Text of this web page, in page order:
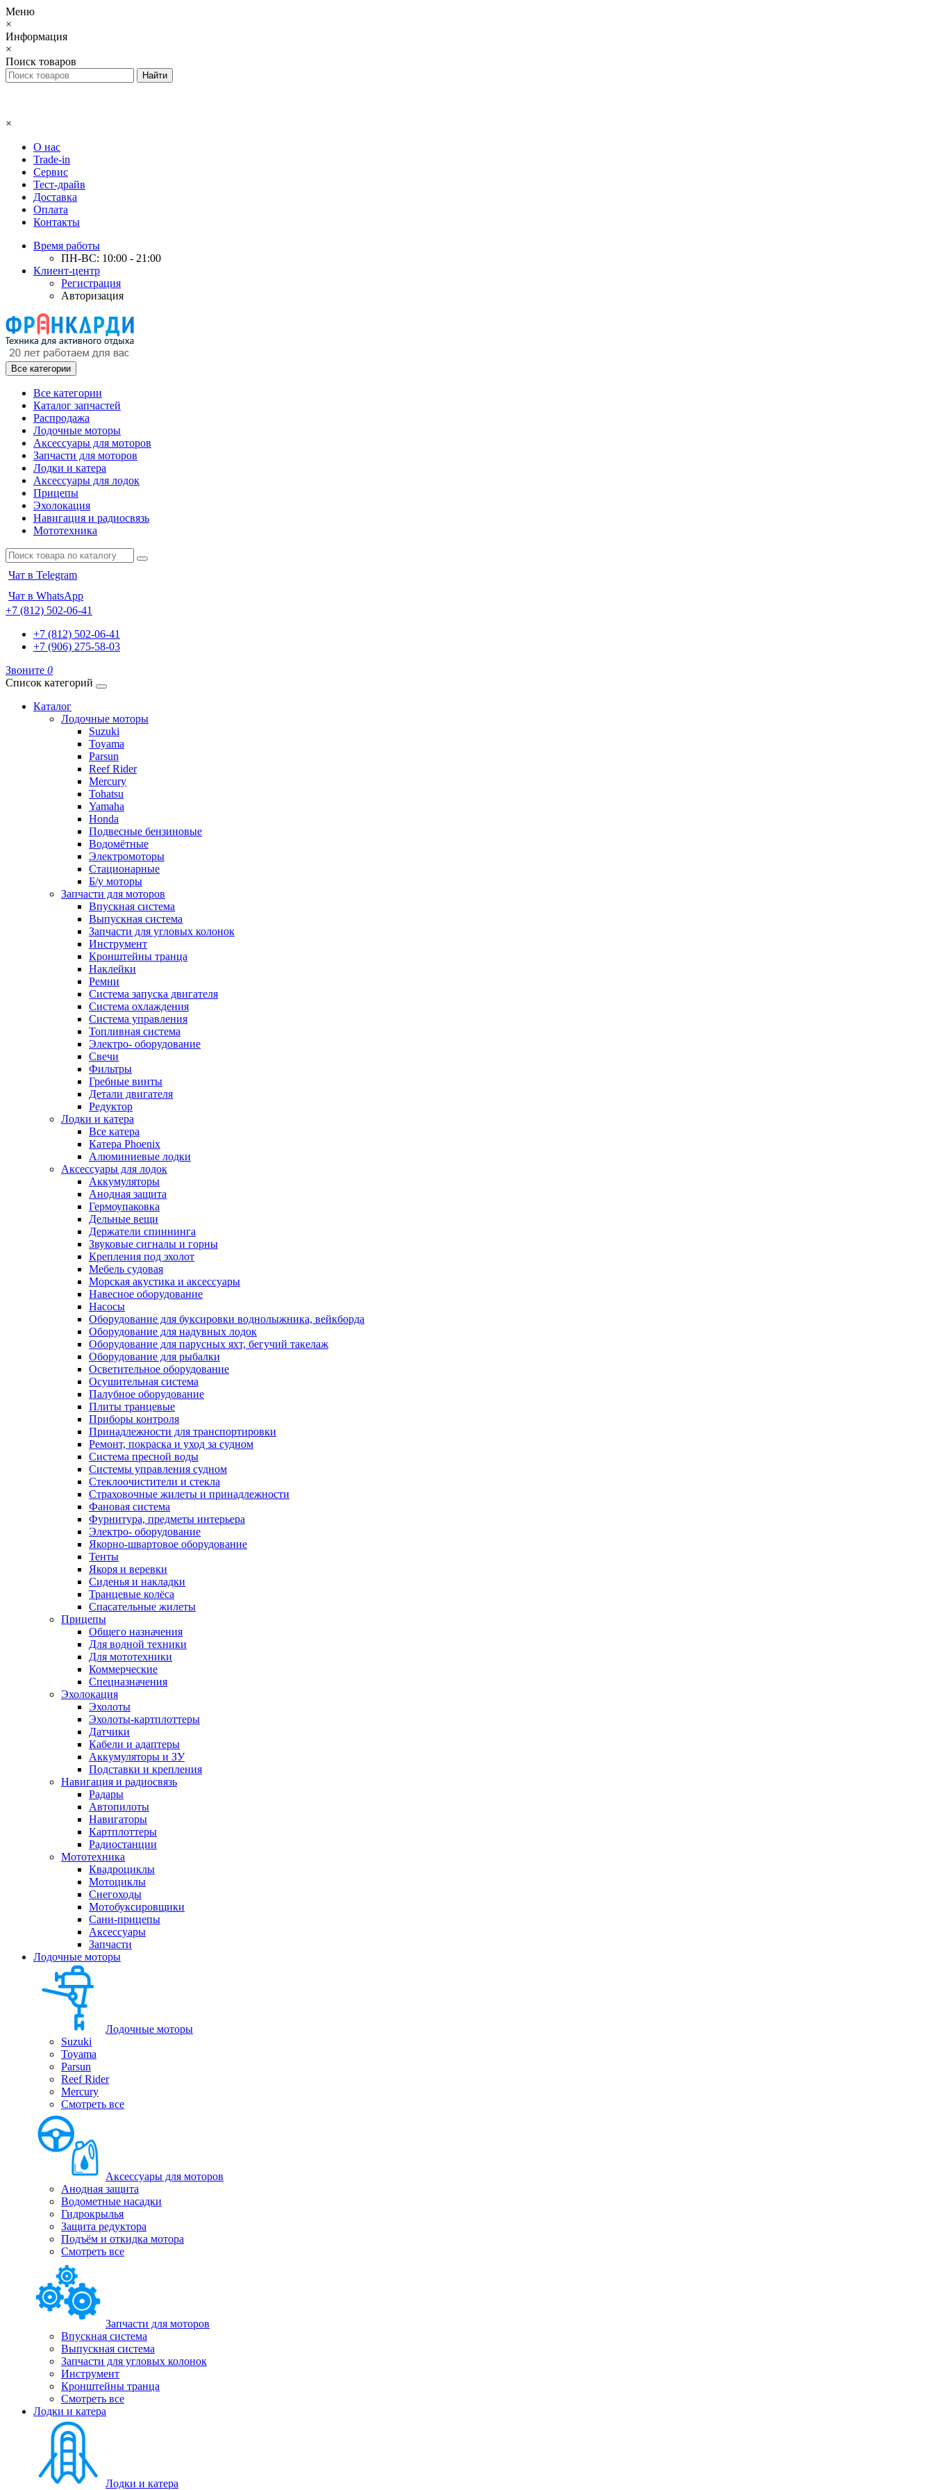
Меню
×
Информация
×
Поиск товаров
×
О нас
Trade-in
Сервис
Тест-драйв
Доставка
Оплата
Контакты
Время работы
ПН-ВС: 10:00 - 21:00
Клиент-центр
Регистрация
Авторизация
Все категории
Все категории
Каталог запчастей
Распродажа
Лодочные моторы
Аксессуары для моторов
Запчасти для моторов
Лодки и катера
Аксессуары для лодок
Прицепы
Эхолокация
Навигация и радиосвязь
Мототехника
Чат в Telegram
Чат в WhatsApp
+7 (812) 502-06-41
+7 (812) 502-06-41
+7 (906) 275-58-03
Звоните 0
Список категорий
Каталог
Лодочные моторы
Suzuki
Toyama
Parsun
Reef Rider
Mercury
Tohatsu
Yamaha
Honda
Подвесные бензиновые
Водомётные
Электромоторы
Стационарные
Б/у моторы
Запчасти для моторов
Впускная система
Выпускная система
Запчасти для угловых колонок
Инструмент
Кронштейны транца
Наклейки
Ремни
Система запуска двигателя
Система охлаждения
Система управления
Топливная система
Электро- оборудование
Свечи
Фильтры
Гребные винты
Детали двигателя
Редуктор
Лодки и катера
Все катера
Катера Phoenix
Алюминиевые лодки
Аксессуары для лодок
Аккумуляторы
Анодная защита
Гермоупаковка
Дельные вещи
Держатели спиннинга
Звуковые сигналы и горны
Крепления под эхолот
Мебель судовая
Морская акустика и аксессуары
Навесное оборудование
Насосы
Оборудование для буксировки воднолыжника, вейкборда
Оборудование для надувных лодок
Оборудование для парусных яхт, бегучий такелаж
Оборудование для рыбалки
Осветительное оборудование
Осушительная система
Палубное оборудование
Плиты транцевые
Приборы контроля
Принадлежности для транспортировки
Ремонт, покраска и уход за судном
Система пресной воды
Системы управления судном
Стеклоочистители и стекла
Страховочные жилеты и принадлежности
Фановая система
Фурнитура, предметы интерьера
Электро- оборудование
Якорно-швартовое оборудование
Тенты
Якоря и веревки
Сиденья и накладки
Транцевые колёса
Спасательные жилеты
Прицепы
Общего назначения
Для водной техники
Для мототехники
Коммерческие
Спецназначения
Эхолокация
Эхолоты
Эхолоты-картплоттеры
Датчики
Кабели и адаптеры
Аккумуляторы и ЗУ
Подставки и крепления
Навигация и радиосвязь
Радары
Автопилоты
Навигаторы
Картплоттеры
Радиостанции
Мототехника
Квадроциклы
Мотоциклы
Снегоходы
Мотобуксировщики
Сани-прицепы
Аксессуары
Запчасти
Лодочные моторы
Лодочные моторы
Suzuki
Toyama
Parsun
Reef Rider
Mercury
Смотреть все
Аксессуары для моторов
Анодная защита
Водометные насадки
Гидрокрылья
Защита редуктора
Подъём и откидка мотора
Смотреть все
Запчасти для моторов
Впускная система
Выпускная система
Запчасти для угловых колонок
Инструмент
Кронштейны транца
Смотреть все
Лодки и катера
Лодки и катера